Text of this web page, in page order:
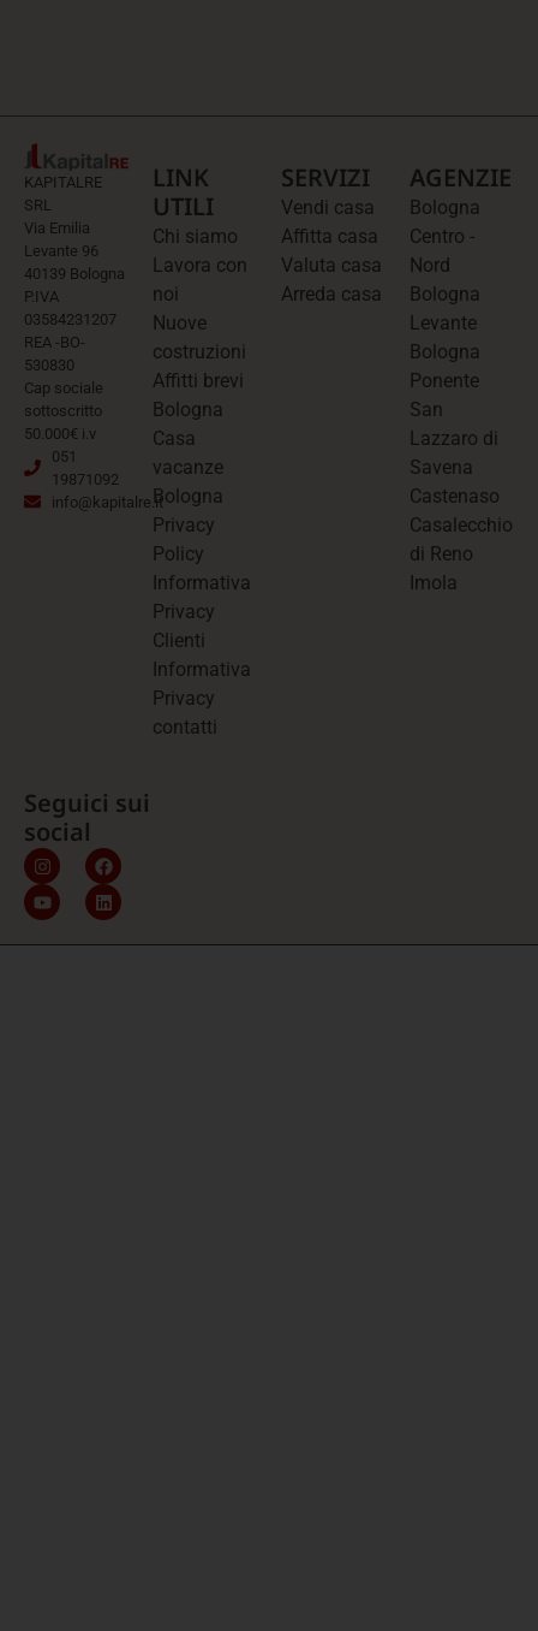
KAPITALRE
SRL
Via Emilia
Levante 96
40139 Bologna
P.IVA
03584231207
REA -BO-
530830
Cap sociale
sottoscritto
50.000€ i.v
051
19871092
info@kapitalre.it
LINK
UTILI
Chi siamo
Lavora con
noi
Nuove
costruzioni
Affitti brevi
Bologna
Casa
vacanze
Bologna
Privacy
Policy
Informativa
Privacy
Clienti
Informativa
Privacy
contatti
SERVIZI
Vendi casa
Affitta casa
Valuta casa
Arreda casa
AGENZIE
Bologna
Centro -
Nord
Bologna
Levante
Bologna
Ponente
San
Lazzaro di
Savena
Castenaso
Casalecchio
di Reno
Imola
Seguici sui
social